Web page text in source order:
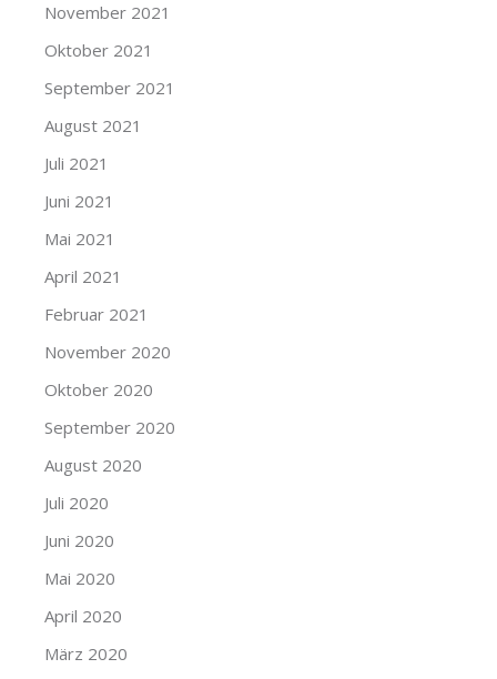
November 2021
Oktober 2021
September 2021
August 2021
Juli 2021
Juni 2021
Mai 2021
April 2021
Februar 2021
November 2020
Oktober 2020
September 2020
August 2020
Juli 2020
Juni 2020
Mai 2020
April 2020
März 2020